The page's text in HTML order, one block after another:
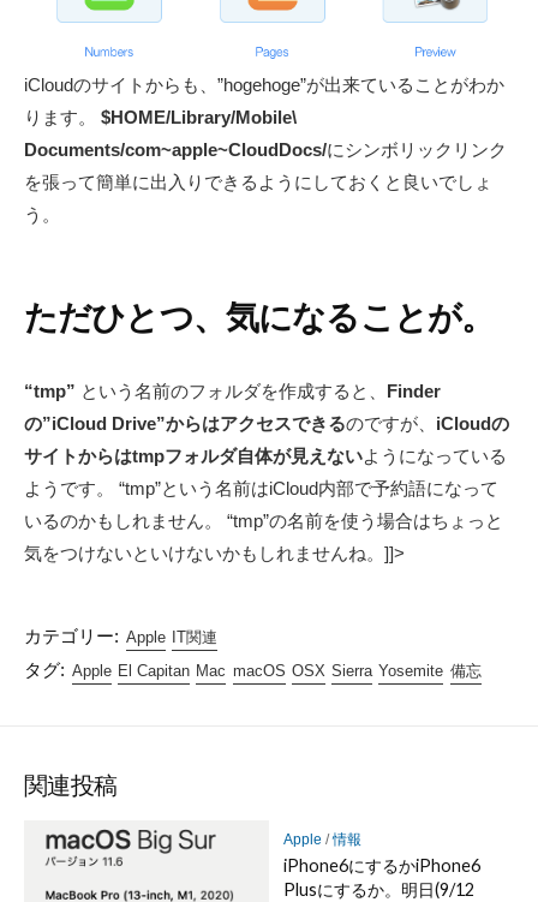
iCloudのサイトからも、”hogehoge”が出来ていることがわか
ります。 $HOME/Library/Mobile\
Documents/com~apple~CloudDocs/にシンボリックリンク
を張って簡単に出入りできるようにしておくと良いでしょ
う。
ただひとつ、気になることが。
“tmp” という名前のフォルダを作成すると、 Finder
の”iCloud Drive”からはアクセスできるのですが、 iCloudの
サイトからはtmpフォルダ自体が見えないようになっている
ようです。 “tmp”という名前はiCloud内部で予約語になって
いるのかもしれません。 “tmp”の名前を使う場合はちょっと
気をつけないといけないかもしれませんね。]]>
カテゴリー: Apple IT関連
タグ: Apple El Capitan Mac macOS OSX Sierra Yosemite 備忘
関連投稿
Apple /情報
iPhone6にするかiPhone6
Plusにするか。明日(9/12